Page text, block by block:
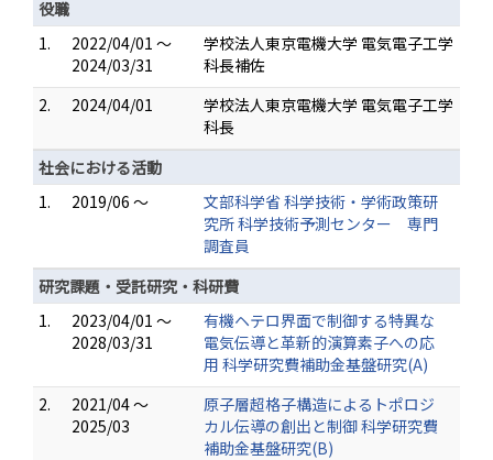
役職
1.
2022/04/01 ～
2024/03/31
学校法人東京電機大学 電気電子工学
科長補佐
2.
2024/04/01
学校法人東京電機大学 電気電子工学
科長
社会における活動
1.
2019/06 ～
文部科学省 科学技術・学術政策研
究所 科学技術予測センター 専門
調査員
研究課題・受託研究・科研費
1.
2023/04/01 ～
2028/03/31
有機ヘテロ界面で制御する特異な
電気伝導と革新的演算素子への応
用 科学研究費補助金基盤研究(A)
2.
2021/04 ～
2025/03
原子層超格子構造によるトポロジ
カル伝導の創出と制御 科学研究費
補助金基盤研究(B)